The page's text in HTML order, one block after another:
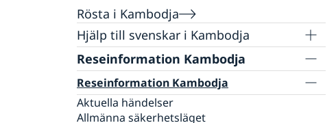
Rösta i Kambodja
Hjälp till svenskar i Kambodja
Rösta i Kambodja
Konsulär service till svenskar utomlands
Om du blir sjuk eller skadar dig utomlands
Larmcentraler
Frihetsberövad i utlandet
Reseinformation Kambodja
Reseinformation Kambodja
Aktuella händelser
Allmänna säkerhetsläget